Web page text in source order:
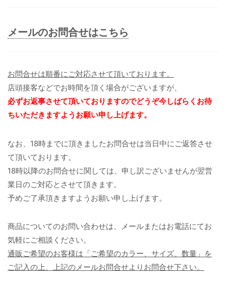
メールのお問合せはこちら
お問合せは順番にご対応させて頂いております。
店頭接客などでお時間を頂く場合がございますが、
必ずお返事させて頂いておりますのでどうぞ今しばらくお待
ちいただきますようお願い申し上げます。
なお、18時までに頂きましたお問合せは当日中にご返答させ
て頂いております。
18時以降のお問合せに関しては、申し訳ございませんが翌営
業日のご対応とさせて頂きます。
予めご了承頂きますようお願い申し上げます。
商品についてのお問い合わせは、メールまたはお電話にてお
気軽にご相談ください。
通販ご希望のお客様は「ご希望のカラー、サイズ、数量」を
ご記入の上、上記のメールお問合せよりお問合せ下さい。